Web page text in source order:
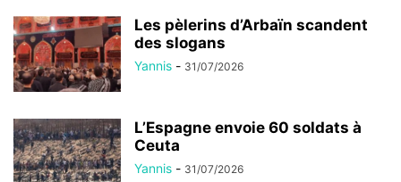
Les pèlerins d’Arbaïn scandent
des slogans
Yannis - 31/07/2026
L’Espagne envoie 60 soldats à
Ceuta
Yannis - 31/07/2026